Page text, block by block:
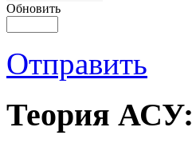
Обновить
Отправить
Теория АСУ: